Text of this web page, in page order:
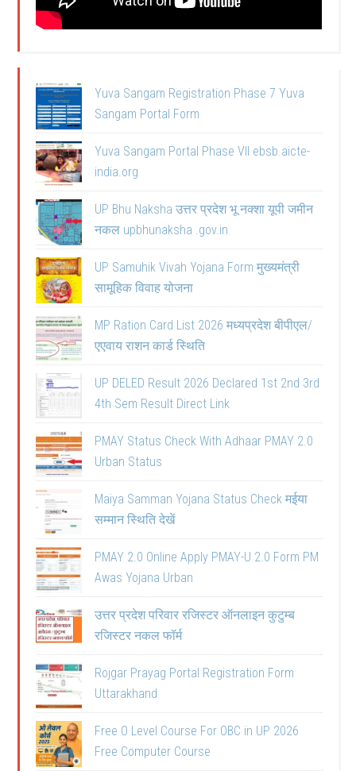
Yuva Sangam Registration Phase 7 Yuva
Sangam Portal Form
Yuva Sangam Portal Phase VII ebsb.aicte-
india.org
UP Bhu Naksha उत्तर प्रदेश भू नक्शा यूपी जमीन
नकल upbhunaksha .gov.in
UP Samuhik Vivah Yojana Form मुख्यमंत्री
सामूहिक विवाह योजना
MP Ration Card List 2026 मध्यप्रदेश बीपीएल/
एएवाय राशन कार्ड स्थिति
UP DELED Result 2026 Declared 1st 2nd 3rd
4th Sem Result Direct Link
PMAY Status Check With Adhaar PMAY 2.0
Urban Status
Maiya Samman Yojana Status Check मईया
सम्मान स्थिति देखें
PMAY 2.0 Online Apply PMAY-U 2.0 Form PM
Awas Yojana Urban
उत्तर प्रदेश परिवार रजिस्टर ऑनलाइन कुटुम्ब
रजिस्टर नकल फॉर्म
Rojgar Prayag Portal Registration Form
Uttarakhand
Free O Level Course For OBC in UP 2026
Free Computer Course